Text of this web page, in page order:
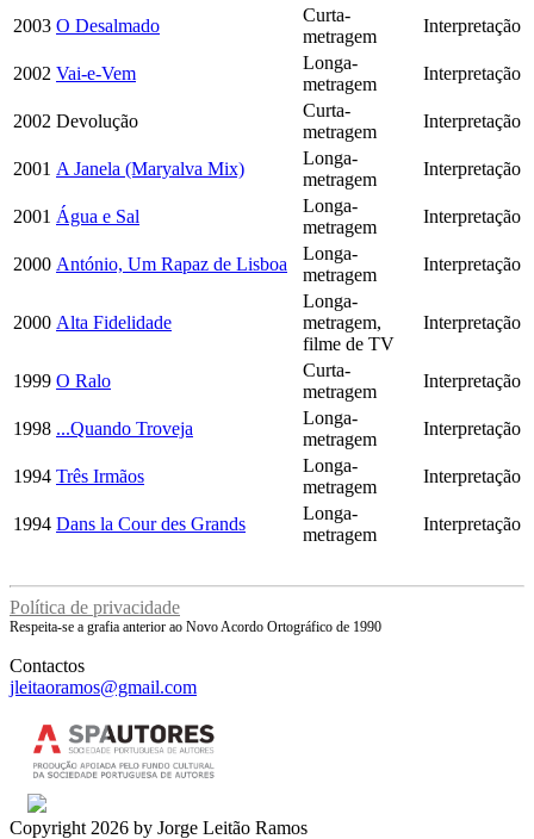
2003 O Desalmado
Curta-
metragem
Interpretação
2002 Vai-e-Vem
Longa-
metragem
Interpretação
2002 Devolução
Curta-
metragem
Interpretação
2001 A Janela (Maryalva Mix)
Longa-
metragem
Interpretação
2001 Água e Sal
Longa-
metragem
Interpretação
2000 António, Um Rapaz de Lisboa
Longa-
metragem
Interpretação
2000 Alta Fidelidade
Longa-
metragem,
filme de TV
Interpretação
1999 O Ralo
Curta-
metragem
Interpretação
1998 ...Quando Troveja
Longa-
metragem
Interpretação
1994 Três Irmãos
Longa-
metragem
Interpretação
1994 Dans la Cour des Grands
Longa-
metragem
Interpretação
Política de privacidade
Respeita-se a grafia anterior ao Novo Acordo Ortográfico de 1990
Contactos
jleitaoramos@gmail.com
Copyright 2026 by Jorge Leitão Ramos